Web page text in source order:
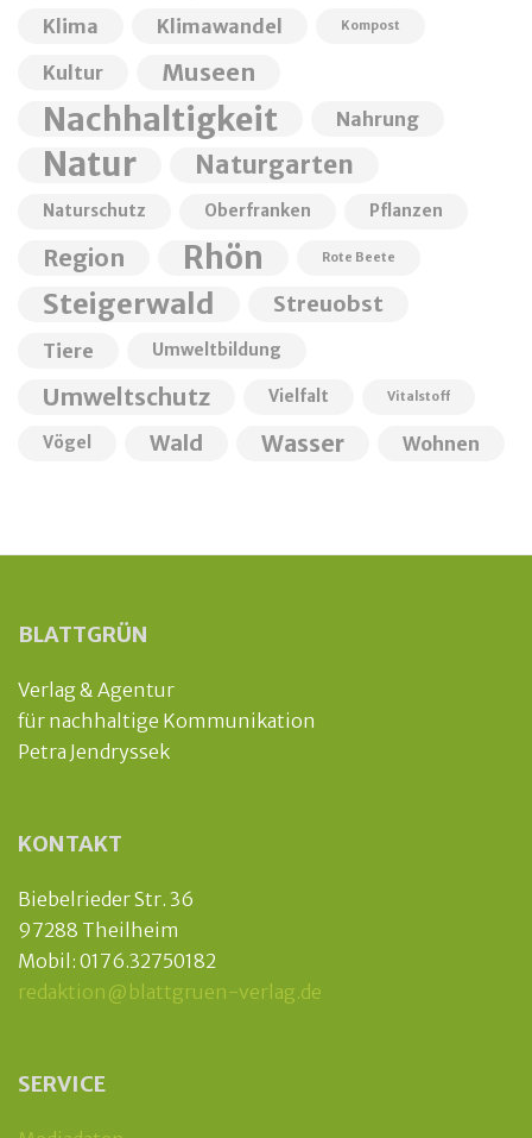
Klima Klimawandel Kompost
Kultur Museen
Nachhaltigkeit Nahrung
Natur Naturgarten
Naturschutz Oberfranken Pflanzen
Region Rhön Rote Beete
Steigerwald Streuobst
Tiere Umweltbildung
Umweltschutz Vielfalt Vitalstoff
Vögel Wald Wasser Wohnen
BLATTGRÜN
Verlag & Agentur
für nachhaltige Kommunikation
Petra Jendryssek
KONTAKT
Biebelrieder Str. 36
97288 Theilheim
Mobil: 0176.32750182
redaktion@blattgruen-verlag.de
SERVICE